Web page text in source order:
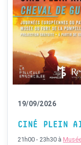
19/09/2026
CINÉ PLEIN
21h00 - 23h30 à